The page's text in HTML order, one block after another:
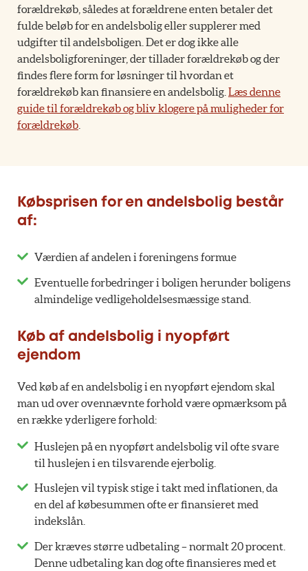
forældrekøb, således at forældrene enten betaler det
fulde beløb for en andelsbolig eller supplerer med
udgifter til andelsboligen. Det er dog ikke alle
andelsboligforeninger, der tillader forældrekøb og der
findes flere form for løsninger til hvordan et
forældrekøb kan finansiere en andelsbolig. Læs denne
guide til forældrekøb og bliv klogere på muligheder for
forældrekøb
Købsprisen for en andelsbolig består
af:
Værdien af andelen i foreningens formue
Eventuelle forbedringer i boligen herunder boligens
almindelige vedligeholdelsesmæssige stand.
Køb af andelsbolig i nyopført
ejendom
Ved køb af en andelsbolig i en nyopført ejendom skal
man ud over ovennævnte forhold være opmærksom på
en række yderligere forhold:
Huslejen på en nyopført andelsbolig vil ofte svare
til huslejen i en tilsvarende ejerbolig.
Huslejen vil typisk stige i takt med inflationen, da
en del af købesummen ofte er finansieret med
indekslån.
Der kræves større udbetaling – normalt 20 procent.
Denne udbetaling kan dog ofte finansieres med et